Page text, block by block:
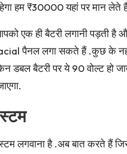
हम ₹30000 यहां पर मान लेते
एक ही बैटरी लगानी पड़ती
पैनल लगा सकते हैं .कुछ के
डबल बैटरी पर ये 90 वोल्ट हो
लगवाना है .अब बात करते हैं